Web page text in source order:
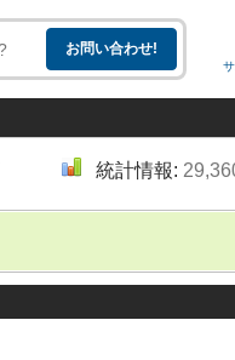
統計情報: